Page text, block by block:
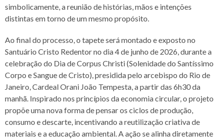
simbolicamente, a reunião de histórias, mãos e intenções
distintas em torno de um mesmo propósito.
Ao final do processo, o tapete será montado e exposto no
Santuário Cristo Redentor no dia 4 de junho de 2026, durante a
celebração do Dia de Corpus Christi (Solenidade do Santíssimo
Corpo e Sangue de Cristo), presidida pelo arcebispo do Rio de
Janeiro, Cardeal Orani João Tempesta, a partir das 6h30 da
manhã. Inspirado nos princípios da economia circular, o projeto
propõe uma nova forma de pensar os ciclos de produção,
consumo e descarte, incentivando a reutilização criativa de
materiais e a educação ambiental. A ação se alinha diretamente